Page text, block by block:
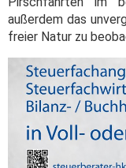
außerdem das
freier Natur zu